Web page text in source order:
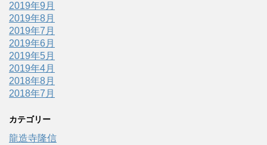
2019年9月
2019年8月
2019年7月
2019年6月
2019年5月
2019年4月
2018年8月
2018年7月
カテゴリー
龍造寺隆信